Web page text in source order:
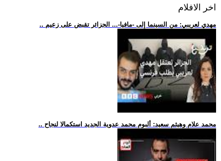
اخر الافلام
.. مهدي لعريبي: من السينما إلى -مافيا-... الجزائر تقبض على زعيم
.. محمد علام وهيثم سعيد: ألبوم محمد عدوية الجديد استكمالا لنجاح